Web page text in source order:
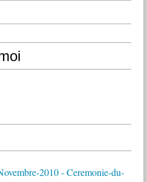
2010 - Ceremonie-du-